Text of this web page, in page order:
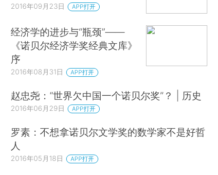
2016年09月23日 APP打开
经济学的进步与“瓶颈”——
《诺贝尔经济学奖经典文库》
序
2016年08月31日 APP打开
赵忠尧：“世界欠中国一个诺贝尔奖”？ | 历史
2016年06月29日 APP打开
罗素：不想拿诺贝尔文学奖的数学家不是好哲
人
2016年05月18日 APP打开